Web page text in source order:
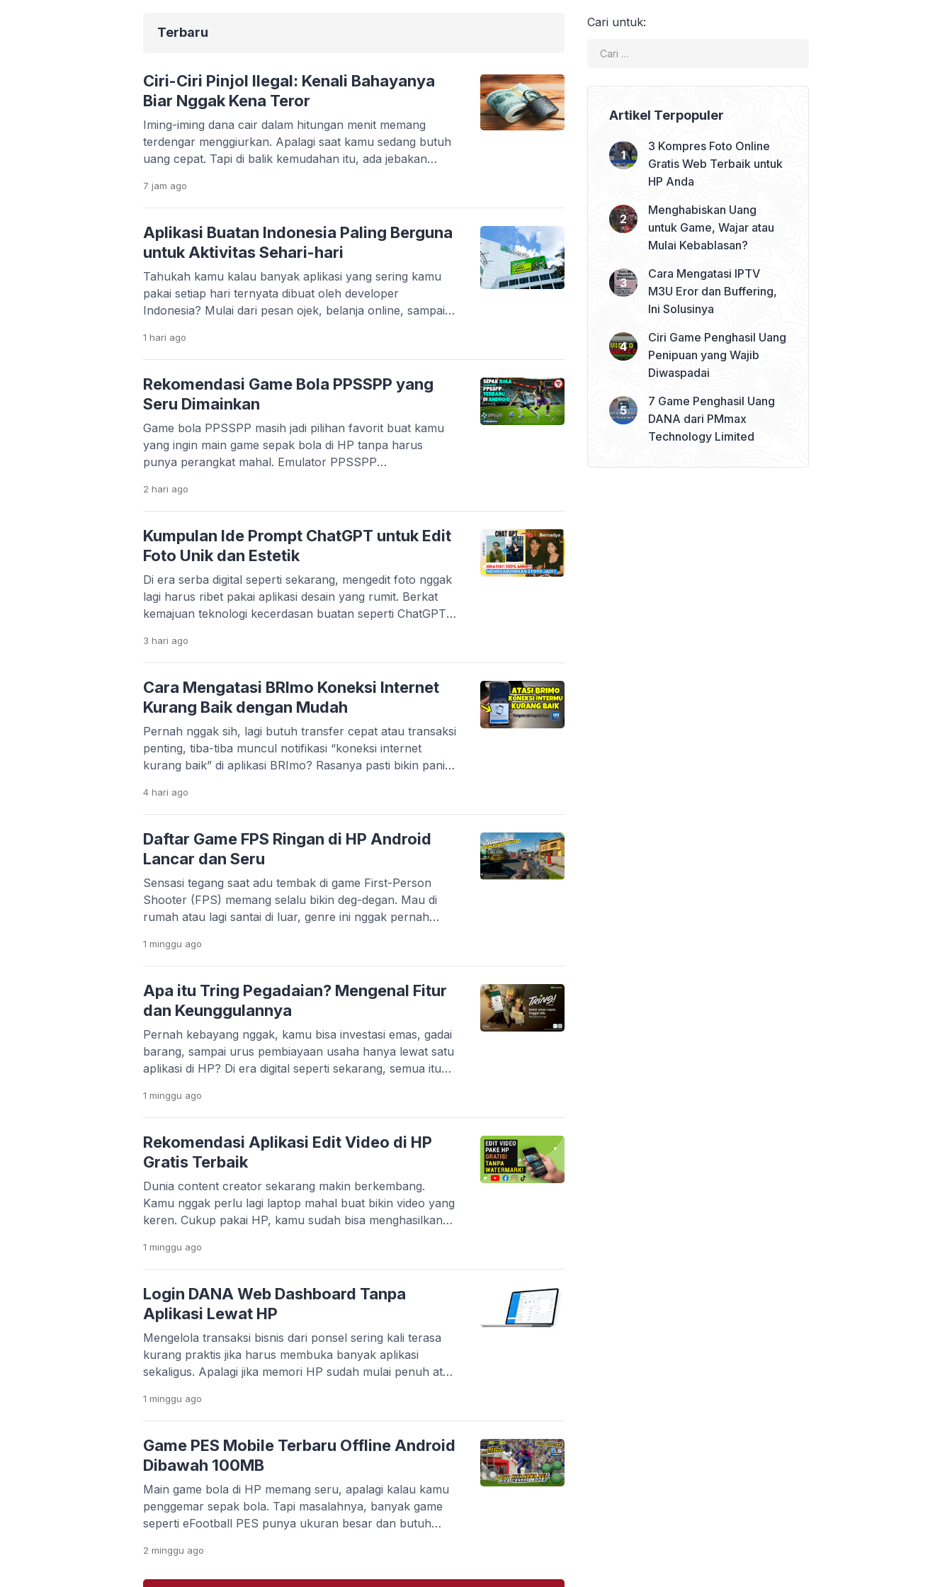
Terbaru
Ciri-Ciri Pinjol Ilegal: Kenali Bahayanya
Biar Nggak Kena Teror
Iming-iming dana cair dalam hitungan menit memang
terdengar menggiurkan. Apalagi saat kamu sedang butuh
uang cepat. Tapi di balik kemudahan itu, ada jebakan
kehidupan pribadimu. Fenomena pinjaman online ilegal
makin marak. Banyak aplikasi bodong yang
memanfaatkan situasi darurat seseorang. Tanpa sadar,
korban bisa terjebak bunga tinggi, biaya tersembunyi, […]
7 jam ago
Aplikasi Buatan Indonesia Paling Berguna
untuk Aktivitas Sehari-hari
Tahukah kamu kalau banyak aplikasi yang sering kamu
pakai setiap hari ternyata dibuat oleh developer
Indonesia? Mulai dari pesan ojek, belanja online, sampai
bangsa. Perkembangan teknologi digital di Indonesia
memang sangat pesat. Banyak startup lokal yang berhasil
menciptakan solusi praktis untuk kebutuhan harian. Tidak
hanya mempermudah hidup, aplikasi […]
1 hari ago
Rekomendasi Game Bola PPSSPP yang
Seru Dimainkan
Game bola PPSSPP masih jadi pilihan favorit buat kamu
yang ingin main game sepak bola di HP tanpa harus
punya perangkat mahal. Emulator PPSSPP
lancar, bahkan di HP dengan spesifikasi menengah ke
bawah. Menariknya, beberapa game masih mendapatkan
update dari komunitas. Mulai dari transfer pemain terbaru
sampai patch liga […]
2 hari ago
Kumpulan Ide Prompt ChatGPT untuk Edit
Foto Unik dan Estetik
Di era serba digital seperti sekarang, mengedit foto nggak
lagi harus ribet pakai aplikasi desain yang rumit. Berkat
kemajuan teknologi kecerdasan buatan seperti ChatGPT,
tampilan foto jadi lebih estetik dan unik. Mulai dari efek
sinematik ala film, tampilan 3D yang modern, sampai gaya
anime yang lucu, semuanya bisa […]
3 hari ago
Cara Mengatasi BRImo Koneksi Internet
Kurang Baik dengan Mudah
Pernah nggak sih, lagi butuh transfer cepat atau transaksi
penting, tiba-tiba muncul notifikasi “koneksi internet
kurang baik” di aplikasi BRImo? Rasanya pasti bikin panik,
cukup sering dialami oleh nasabah Bank BRI. Tapi tenang,
penyebabnya nggak selalu karena server gangguan.
Justru, dalam banyak kasus, masalahnya berasal dari
pengaturan di […]
4 hari ago
Daftar Game FPS Ringan di HP Android
Lancar dan Seru
Sensasi tegang saat adu tembak di game First-Person
Shooter (FPS) memang selalu bikin deg-degan. Mau di
rumah atau lagi santai di luar, genre ini nggak pernah
orang punya HP flagship dengan storage besar. Banyak
pengguna Android masih pakai HP entry-level yang sering
ngelag kalau dipakai main game berat. Belum […]
1 minggu ago
Apa itu Tring Pegadaian? Mengenal Fitur
dan Keunggulannya
Pernah kebayang nggak, kamu bisa investasi emas, gadai
barang, sampai urus pembiayaan usaha hanya lewat satu
aplikasi di HP? Di era digital seperti sekarang, semua itu
Pegadaian menghadirkan aplikasi yang makin lengkap dan
praktis. Layanan Pegadaian Digital kini berevolusi jadi
platform yang lebih modern dan terintegrasi. […]
1 minggu ago
Rekomendasi Aplikasi Edit Video di HP
Gratis Terbaik
Dunia content creator sekarang makin berkembang.
Kamu nggak perlu lagi laptop mahal buat bikin video yang
keren. Cukup pakai HP, kamu sudah bisa menghasilkan
TikTok, Instagram Reels, dan YouTube Shorts bikin
kebutuhan editing video makin tinggi. Tapi masalahnya,
banyak orang bingung memilih aplikasi yang benar-benar
gratis, mudah dipakai, […]
1 minggu ago
Login DANA Web Dashboard Tanpa
Aplikasi Lewat HP
Mengelola transaksi bisnis dari ponsel sering kali terasa
kurang praktis jika harus membuka banyak aplikasi
sekaligus. Apalagi jika memori HP sudah mulai penuh atau
aplikasi. Kabar baiknya, DANA menyediakan layanan
Dashboard Web yang bisa diakses langsung melalui
browser. Platform ini memudahkan pelaku usaha dalam
memantau transaksi, mengelola pembayaran, […]
1 minggu ago
Game PES Mobile Terbaru Offline Android
Dibawah 100MB
Main game bola di HP memang seru, apalagi kalau kamu
penggemar sepak bola. Tapi masalahnya, banyak game
seperti eFootball PES punya ukuran besar dan butuh
memori terbatas, hal ini jelas jadi kendala. Belum lagi kalau
2 minggu ago
Cari untuk:
Artikel Terpopuler
3 Kompres Foto Online
Gratis Web Terbaik untuk
HP Anda
Menghabiskan Uang
untuk Game, Wajar atau
Mulai Kebablasan?
Cara Mengatasi IPTV
M3U Eror dan Buffering,
Ini Solusinya
Ciri Game Penghasil Uang
Penipuan yang Wajib
Diwaspadai
7 Game Penghasil Uang
DANA dari PMmax
Technology Limited